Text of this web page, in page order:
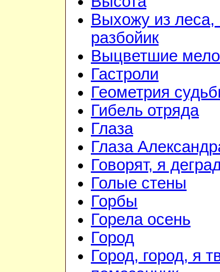
Выхожу из леса,
разбойик
Выцветшие
Гастроли
Геометрия
Гибель отряда
Глаза
Глаза
Говорят, я
Голые стены
Горбы
Горела осень
Город
Город, город, я